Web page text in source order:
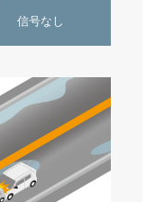
信号なし